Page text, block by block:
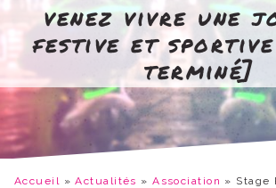
venez vivre une
festive et
terminé]
Accueil »Actualités »Association » Stage